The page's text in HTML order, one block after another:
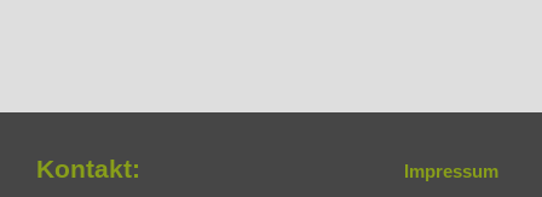
Kontakt:
Impressum